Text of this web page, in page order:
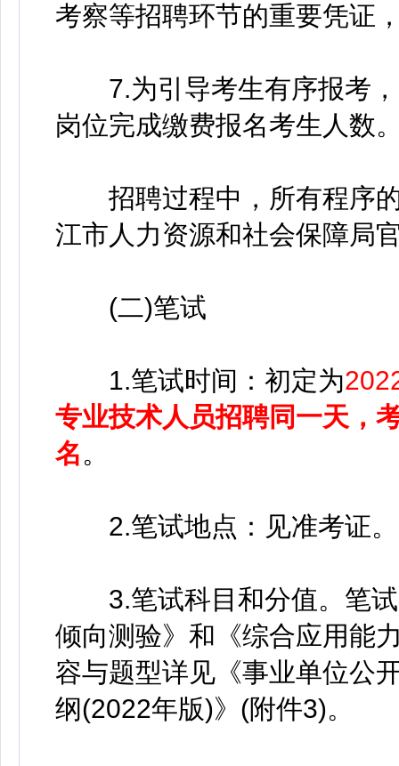
考察等招聘环节的重要凭证
7.为引导考生有序报考，
岗位完成缴费报名考生人数
招聘过程中，所有程序的
江市人力资源和社会保障局
(二)笔试
1.笔试时间：初定为
专业技术人员招聘同一天，
名。
2.笔试地点：见准考证。
3.笔试科目和分值。笔试
倾向测验》和《综合应用能
容与题型详见《事业单位公
纲(2022年版)》(附件3)。